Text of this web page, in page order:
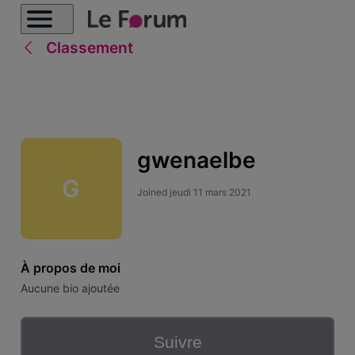
Classement
G
gwenaelbe
Joined jeudi 11 mars 2021
À propos de moi
Aucune bio ajoutée
Suivre